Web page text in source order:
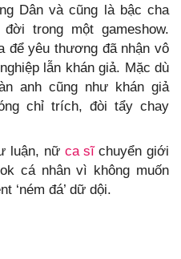
Dân và cũng là bậc cha
trong một gameshow.
để yêu thương đã nhận vô
lẫn khán giả. Mặc dù
anh cũng như khán giả
chỉ trích, đòi tẩy chay
luận, nữ ca sĩchuyển giới
cá nhân vì không muốn
‘ném đá’ dữ dội.